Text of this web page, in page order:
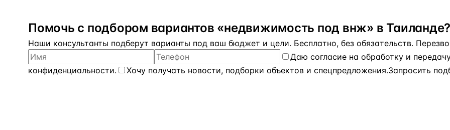
Помочь с подбором вариантов «недвижимость под внж» в Таиланде?
Наши консультанты подберут варианты под ваш бюджет и цели. Бесплатно, без обязательств.
Даю согласие на обработку и
конфиденциальности. Хочу получать новости, подборки объектов и спецпредложения.Запросить